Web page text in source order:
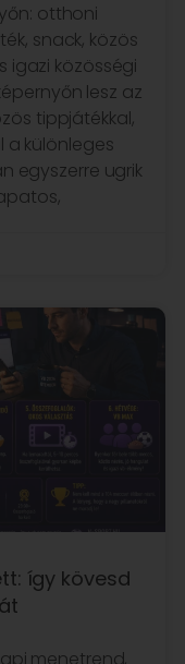
otthoni
snack, közös
igazi közösségi
lesz az
tippjátékkal,
a különleges
egyszerre ugrik
így kövesd